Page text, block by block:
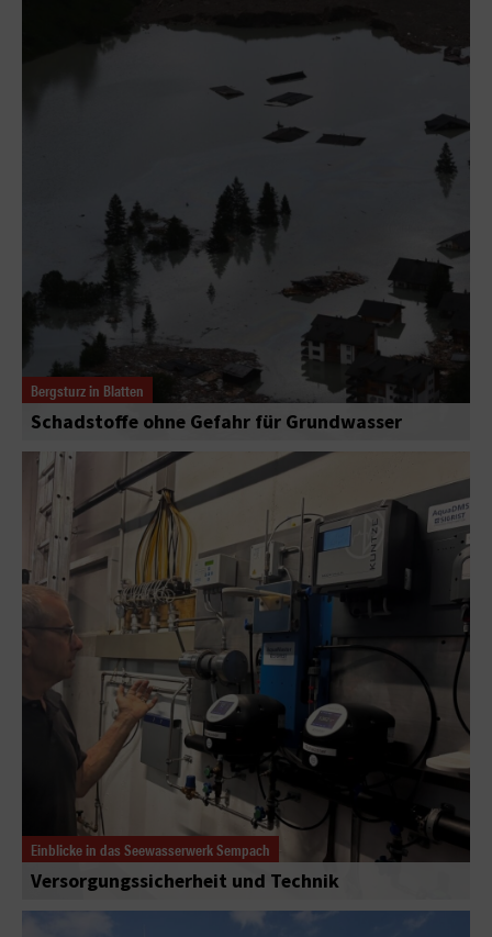
Bergsturz in Blatten
Schadstoffe ohne Gefahr für Grundwasser
Einblicke in das Seewasserwerk Sempach
Versorgungssicherheit und Technik